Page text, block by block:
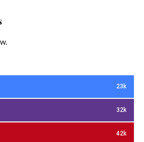
23k
32k
42k